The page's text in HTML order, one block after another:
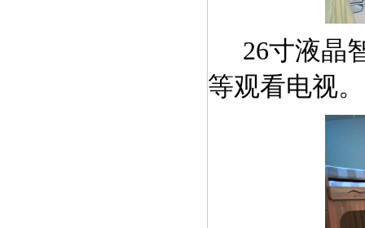
26寸液晶
等观看电视。